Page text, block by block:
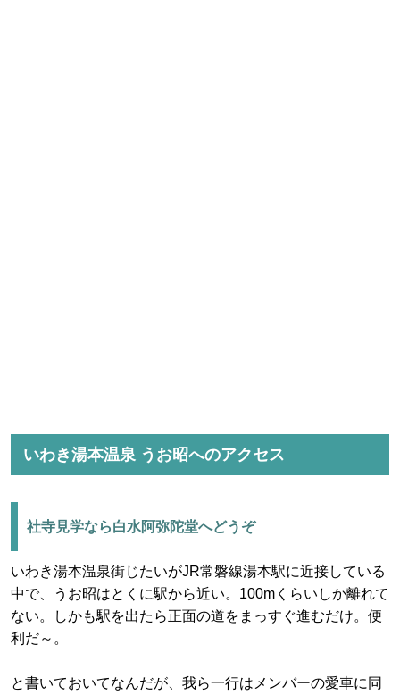
いわき湯本温泉 うお昭へのアクセス
社寺見学なら白水阿弥陀堂へどうぞ
いわき湯本温泉街じたいがJR常磐線湯本駅に近接している
中で、うお昭はとくに駅から近い。100mくらいしか離れて
ない。しかも駅を出たら正面の道をまっすぐ進むだけ。便
利だ～。
と書いておいてなんだが、我ら一行はメンバーの愛車に同